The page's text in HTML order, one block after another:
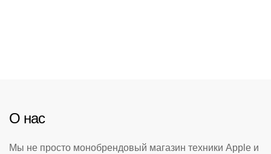
О нас
Мы не просто монобрендовый магазин техники Apple и